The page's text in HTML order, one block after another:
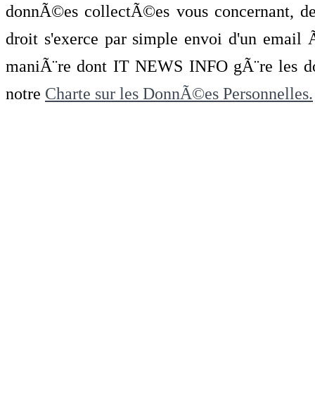
donnÃ©es collectÃ©es vous concernant,
droit s'exerce par simple envoi d'un
maniÃ¨re dont IT NEWS INFO gÃ¨re les
notre Charte sur les DonnÃ©es Personnelles.